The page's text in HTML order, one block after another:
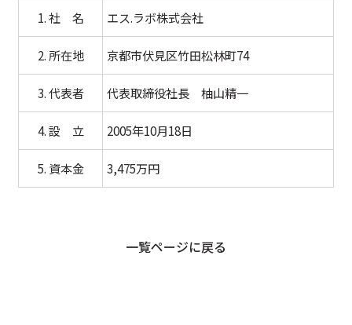
1. 社 名 エス.ラボ株式会社
2. 所在地 京都市伏見区竹田松林町74
3. 代表者 代表取締役社長 柚山精一
4. 設 立 2005年10月18日
5. 資本金 3,475万円
一覧ページに戻る